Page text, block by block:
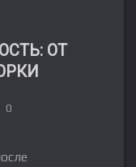
ОТ
0